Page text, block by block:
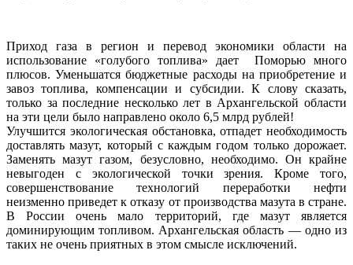
Приход газа в регион и перевод экономики области на
использование «голубого топлива» дает Поморью много
плюсов. Уменьшатся бюджетные расходы на приобретение и
завоз топлива, компенсации и субсидии. К слову сказать,
только за последние несколько лет в Архангельской области
на эти цели было направлено около 6,5 млрд рублей!
Улучшится экологическая обстановка, отпадет необходимость
доставлять мазут, который с каждым годом только дорожает.
Заменять мазут газом, безусловно, необходимо. Он крайне
невыгоден с экологической точки зрения. Кроме того,
совершенствование технологий переработки нефти
неизменно приведет к отказу от производства мазута в стране.
В России очень мало территорий, где мазут является
доминирующим топливом. Архангельская область — одно из
таких не очень приятных в этом смысле исключений.